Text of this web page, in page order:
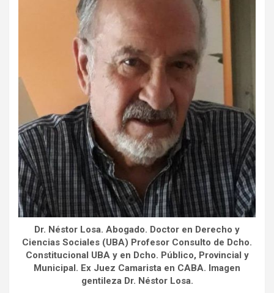
Dr. Néstor Losa. Abogado. Doctor en Derecho y
Ciencias Sociales (UBA) Profesor Consulto de Dcho.
Constitucional UBA y en Dcho. Público, Provincial y
Municipal. Ex Juez Camarista en CABA. Imagen
gentileza Dr. Néstor Losa.